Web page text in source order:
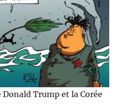
Donald Trump et la Corée